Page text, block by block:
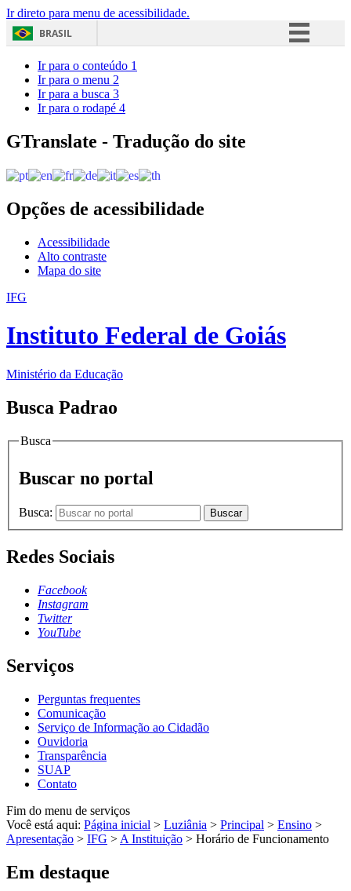
Ir direto para menu de acessibilidade.
BRASIL
Acesso à informação
Ir para o conteúdo 1
Ir para o menu 2
Ir para a busca 3
Ir para o rodapé 4
GTranslate - Tradução do site
Opções de acessibilidade
Acessibilidade
Alto contraste
Mapa do site
IFG
Instituto Federal de Goiás
Ministério da Educação
Busca Padrao
Busca
Buscar no portal
Busca: Buscar
Redes Sociais
Facebook
Instagram
Twitter
YouTube
Serviços
Perguntas frequentes
Comunicação
Serviço de Informação ao Cidadão
Ouvidoria
Transparência
SUAP
Contato
Fim do menu de serviços
Você está aqui: Página inicial > Luziânia > Principal > Ensino >
Apresentação > IFG > A Instituição > Horário de Funcionamento
Em destaque